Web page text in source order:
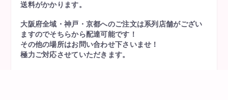
送料がかかります。
大阪府全域・神戸・京都へのご注文は系列店舗がござい
ますのでそちらから配達可能です！
その他の場所はお問い合わせ下さいませ！
極力ご対応させていただきます。